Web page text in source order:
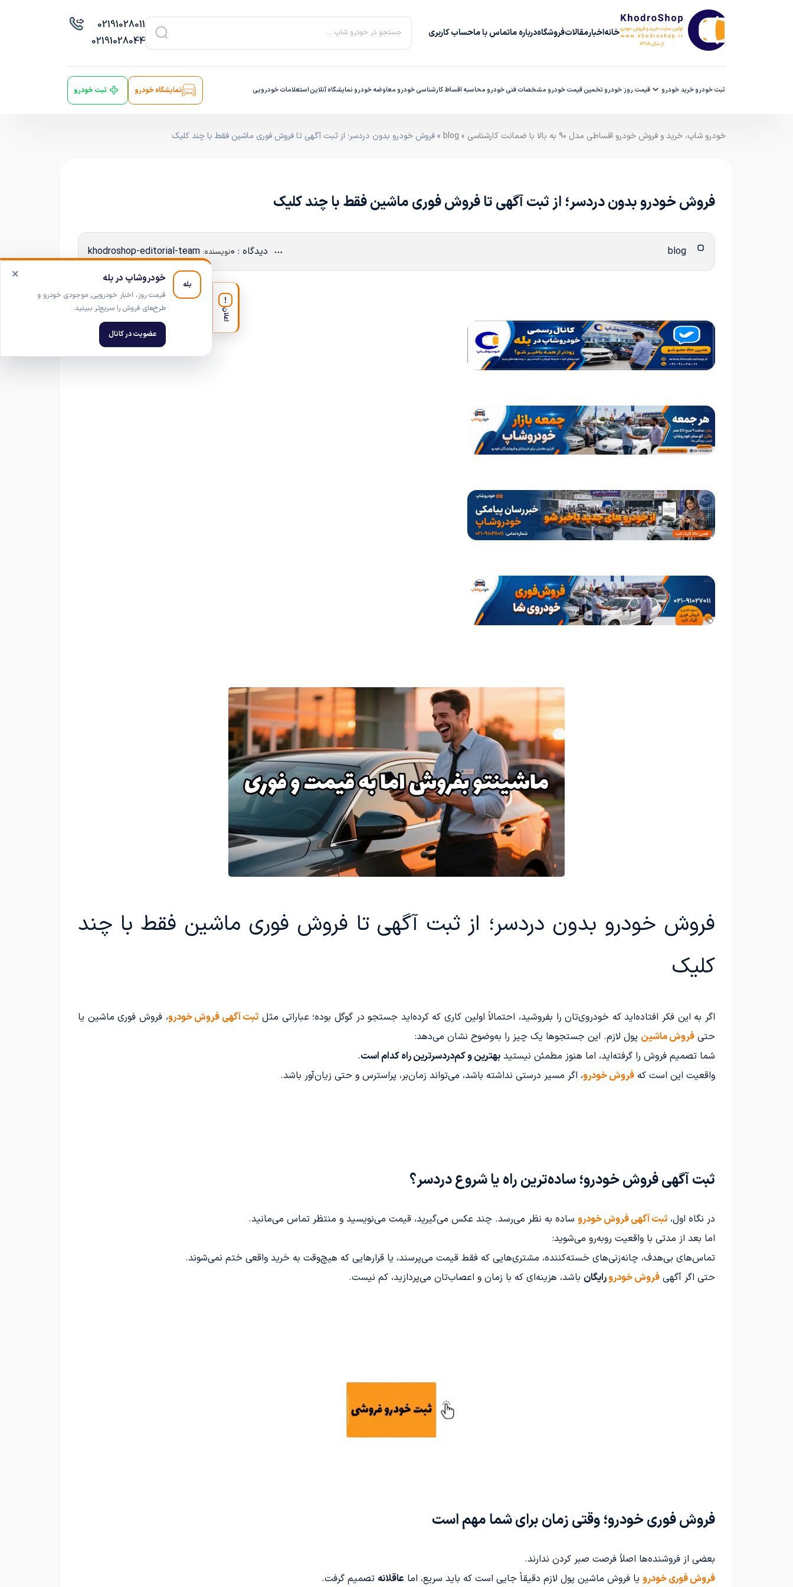
خانهاخبارمقالاتفروشگاهدرباره‌ ماتماس با ماحساب کاربری جستجو در خودرو شاپ ...
02191028011
02191028044
ثبت خودروخرید خودرو قیمت روز خودرو تخمین قیمت خودرو مشخصات فنی خودرو محاسبه اقساطکارشناسی خودرو معاوضه خودرو نمایشگاه آنلایناستعلامات خودرویی نمایشگاه خودرو ثبت خودرو
خودرو شاپ، خرید و فروش خودرو اقساطی مدل ۹۰ به بالا با ضمانت کارشناسی »
blog » فروش خودرو بدون دردسر؛ از ثبت آگهی تا فروش فوری ماشین فقط با چند کلیک
فروش خودرو بدون دردسر؛ از ثبت آگهی تا فروش فوری ماشین فقط با چند کلیک
دیدگاه : 0 نویسنده: khodroshop-editorial-team
فروش خودرو بدون دردسر؛ از ثبت آگهی تا فروش فوری ماشین فقط با چند
کلیک
اگر به این فکر افتاده‌اید که خودروی‌تان را بفروشید، احتمالاً اولین کاری که کرده‌اید جستجو در گوگل بوده؛ عباراتی مثل ثبت آگهی فروش خودرو، فروش فوری ماشین یا
حتی فروش ماشین پول لازم. این جستجوها یک چیز را به‌وضوح نشان می‌دهد:
شما تصمیم فروش را گرفته‌اید، اما هنوز مطمئن نیستید بهترین و کم‌دردسرترین راه کدام است.
واقعیت این است که فروش خودرو، اگر مسیر درستی نداشته باشد، می‌تواند زمان‌بر، پراسترس و حتی زیان‌آور باشد.
ثبت آگهی فروش خودرو؛ ساده‌ترین راه یا شروع دردسر؟
در نگاه اول، ثبت آگهی فروش خودرو ساده به نظر می‌رسد. چند عکس می‌گیرید، قیمت می‌نویسید و منتظر تماس می‌مانید.
اما بعد از مدتی با واقعیت روبه‌رو می‌شوید:
تماس‌های بی‌هدف، چانه‌زنی‌های خسته‌کننده، مشتری‌هایی که فقط قیمت می‌پرسند، یا قرارهایی که هیچ‌وقت به خرید واقعی ختم نمی‌شوند.
حتی اگر آگهی فروش خودرورایگان باشد، هزینه‌ای که با زمان و اعصاب‌تان می‌پردازید، کم نیست.
فروش فوری خودرو؛ وقتی زمان برای شما مهم است
بعضی از فروشنده‌ها اصلاً فرصت صبر کردن ندارند.
فروش فوری خودرو یا فروش ماشین پول لازم دقیقاً جایی است که باید سریع، اما عاقلانه تصمیم گرفت.
!
اعلان
× بله خودروشاپ در بله
قیمت روز، اخبار خودرویی, موجودی خودرو و
طرح‌های فروش را سریع‌تر ببینید.
عضویت در کانال